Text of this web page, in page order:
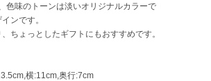
色味のトーンは淡いオリジナルカラーで
ンです。
ちょっとしたギフトにもおすすめです。
横:11cm,奥行:7cm